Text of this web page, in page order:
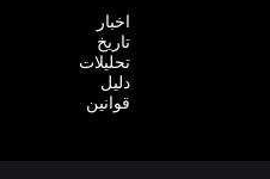
اخبار
تاريخ
تحليلات
دليل
قوانين